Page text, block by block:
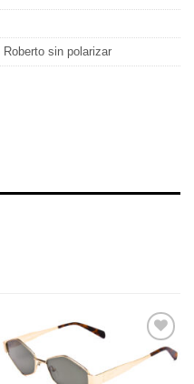
Roberto sin polarizar
Gafas